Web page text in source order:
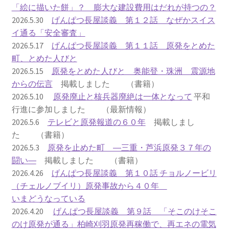
2023.3.12 第12回原発ゼロへのカウントダウンinかわ
さき集会
2023.6.25（日）映画「原発をとめた裁判長 そして
原発をとめる農家たち」上映会を開催
2023.10.8 原発ゼロへのカウントダウンinかわさき
講演会開催
2024.3.10第13回原発ゼロへのカウントダウンinかわさ
き集会
2024.10.13 映画「決断」上映と講演会を開催
2025.3.23第14回原発ゼロへのカウントダウンinかわさ
き集会開催
「絵に描いた餅」？ 膨大な建設費用はだれが持つの？
2026.5.30 げんぱつ長屋談義 第１２話 なぜかスイス
イ通る「安全審査」
2026.5.17 げんぱつ長屋談義 第１１話 原発をとめた
町、とめた人びと
2026.5.15 原発をとめた人びと 奥能登・珠洲 震源地
からの伝言掲載しました （書籍）
2026.5.10 原発廃止と核兵器廃絶は一体となって 平和
行進に参加しました （最新情報）
2026.5.6 テレビと原発報道の６０年掲載しまし
た （書籍）
2026.5.3 原発を止めた町 ―三重・芦浜原発３７年の
闘い―掲載しました （書籍）
2026.4.26 げんぱつ長屋談義 第１０話 チョルノービリ
（チェルノブイリ）原発事故から４０年
いまどうなっている
2026.4.20 げんぱつ長屋談義 第９話 「そこのけそこ
のけ原発が通る」柏崎刈羽原発再稼働で、再エネの電気